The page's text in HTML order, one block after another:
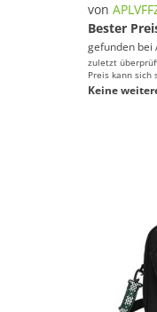
von
Bester
gefunden bei
zuletzt
Preis kann sich
Keine